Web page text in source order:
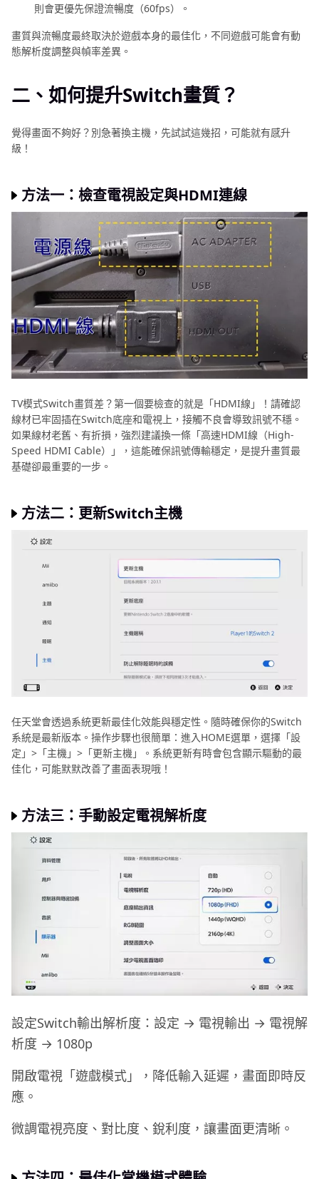
則會更優先保證流暢度（60fps）。
畫質與流暢度最終取決於遊戲本身的最佳化，不同遊戲可能會有動
態解析度調整與幀率差異。
二、如何提升Switch畫質？
覺得畫面不夠好？別急著換主機，先試試這幾招，可能就有感升
級！
方法一：檢查電視設定與HDMI連線
TV模式Switch畫質差？第一個要檢查的就是「HDMI線」！請確認
線材已牢固插在Switch底座和電視上，接觸不良會導致訊號不穩。
如果線材老舊、有折損，強烈建議換一條「高速HDMI線（High-
Speed HDMI Cable）」，這能確保訊號傳輸穩定，是提升畫質最
基礎卻最重要的一步。
方法二：更新Switch主機
任天堂會透過系統更新最佳化效能與穩定性。隨時確保你的Switch
系統是最新版本。操作步驟也很簡單：進入HOME選單，選擇「設
定」>「主機」>「更新主機」。系統更新有時會包含顯示驅動的最
佳化，可能默默改善了畫面表現哦！
方法三：手動設定電視解析度
設定Switch輸出解析度：設定 → 電視輸出 → 電視解
析度 → 1080p
開啟電視「遊戲模式」，降低輸入延遲，畫面即時反
應。
微調電視亮度、對比度、銳利度，讓畫面更清晰。